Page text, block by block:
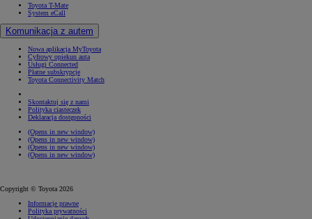
Toyota T-Mate
System eCall
Komunikacja z autem
Nowa aplikacja MyToyota
Cyfrowy opiekun auta
Usługi Connected
Płatne subskrypcje
Toyota Connectivity Match
Skontaktuj się z nami
Polityka ciasteczek
Deklaracja dostępności
(Opens in new window)
(Opens in new window)
(Opens in new window)
(Opens in new window)
Copyright © Toyota 2026
Informacje prawne
Polityka prywatności